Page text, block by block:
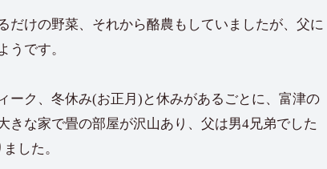
だけの野菜、それから酪農もしていましたが、父に
うです。
ーク、冬休み(お正月)と休みがあるごとに、富津の
な家で畳の部屋が沢山あり、父は男4兄弟でした
した。